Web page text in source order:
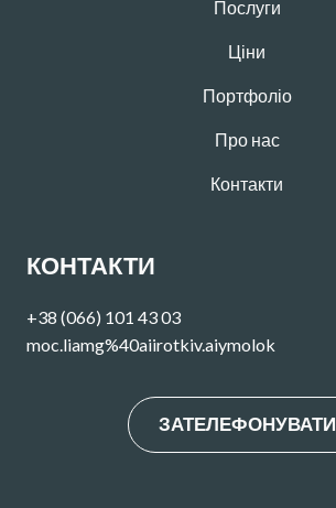
Послуги
Ціни
Портфоліо
Про нас
Контакти
КОНТАКТИ
+38 (066) 101 43 03
moc.liamg%40aiirotkiv.aiymolok
ЗАТЕЛЕФОНУВАТИ